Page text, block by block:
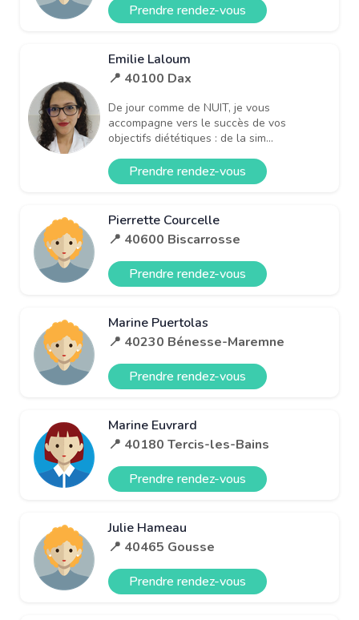
Prendre rendez-vous
Emilie Laloum
📍 40100 Dax
De jour comme de NUIT, je vous
accompagne vers le succès de vos
objectifs diététiques : de la sim...
Prendre rendez-vous
Pierrette Courcelle
📍 40600 Biscarrosse
Prendre rendez-vous
Marine Puertolas
📍 40230 Bénesse-Maremne
Prendre rendez-vous
Marine Euvrard
📍 40180 Tercis-les-Bains
Prendre rendez-vous
Julie Hameau
📍 40465 Gousse
Prendre rendez-vous